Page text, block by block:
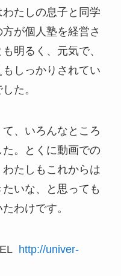
たしの息子と同学
が個人塾を経営さ
明るく、元気で、
しっかりされてい
た。
、いろんなところ
。とくに動画での
たしもこれからは
いな、と思っても
わけです。
http://univer-